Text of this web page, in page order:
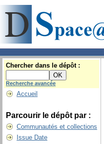
Chercher dans le dépôt :
Recherche avancée
Accueil
Parcourir le dépôt par :
Communautés et collections
Issue Date